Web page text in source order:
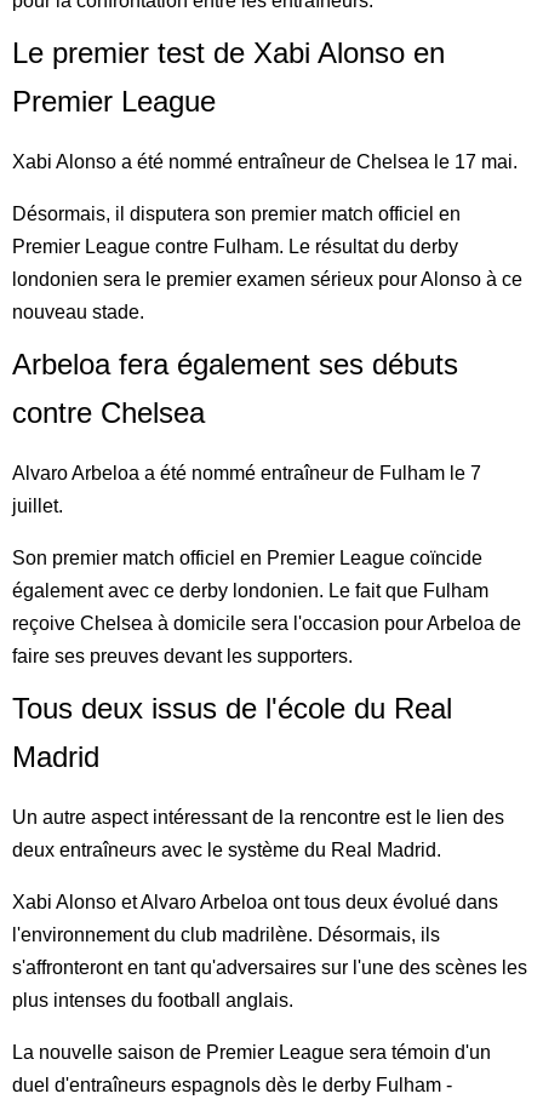
Le premier test de Xabi Alonso en
Premier League
Xabi Alonso a été nommé entraîneur de Chelsea le 17 mai.
Désormais, il disputera son premier match officiel en
Premier League contre Fulham. Le résultat du derby
londonien sera le premier examen sérieux pour Alonso à ce
nouveau stade.
Arbeloa fera également ses débuts
contre Chelsea
Alvaro Arbeloa a été nommé entraîneur de Fulham le 7
juillet.
Son premier match officiel en Premier League coïncide
également avec ce derby londonien. Le fait que Fulham
reçoive Chelsea à domicile sera l'occasion pour Arbeloa de
faire ses preuves devant les supporters.
Tous deux issus de l'école du Real
Madrid
Un autre aspect intéressant de la rencontre est le lien des
deux entraîneurs avec le système du Real Madrid.
Xabi Alonso et Alvaro Arbeloa ont tous deux évolué dans
l'environnement du club madrilène. Désormais, ils
s'affronteront en tant qu'adversaires sur l'une des scènes les
plus intenses du football anglais.
La nouvelle saison de Premier League sera témoin d'un
duel d'entraîneurs espagnols dès le derby Fulham -